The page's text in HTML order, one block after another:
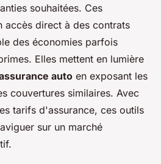
souhaitées. Ces
accès direct à des contrats
des économies parfois
Elles mettent en lumière
auto en exposant les
couvertures similaires. Avec
tarifs d'assurance, ces outils
sur un marché